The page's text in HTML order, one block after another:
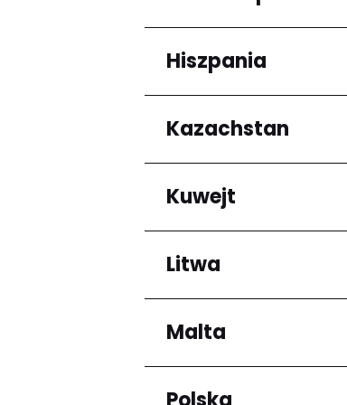
Regiony
Grande-Terre
Hiszpania
Regiony
Andalucía
Kazachstan
Regiony
Almaty Region
Kuwejt
Regiony
Mubarak al-
Litwa
Regiony
Okręg
Panevėžio
Malta
Regiony